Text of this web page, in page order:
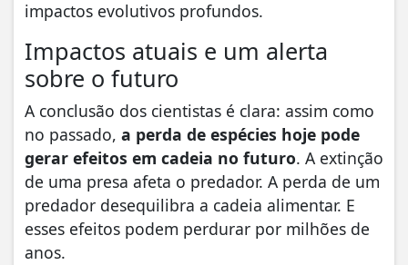
impactos evolutivos profundos.
Impactos atuais e um alerta
sobre o futuro
A conclusão dos cientistas é clara: assim como
no passado, a perda de espécies hoje pode
gerar efeitos em cadeia no futuro. A extinção
de uma presa afeta o predador. A perda de um
predador desequilibra a cadeia alimentar. E
esses efeitos podem perdurar por milhões de
anos.